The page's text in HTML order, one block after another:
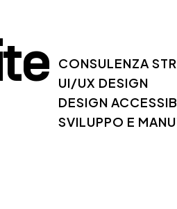
te
CONSULENZA
UI/UX DESIGN
DESIGN
SVILUPPO E